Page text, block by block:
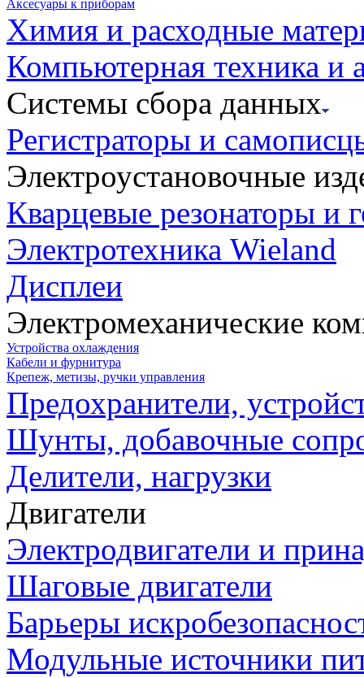
Аксесуары к приборам
Химия и расходные
Компьютерная техника и
Системы сбора данных
Регистраторы и
Электроустановочные
Кварцевые резонаторы и
Электротехника Wieland
Дисплеи
Электромеханические
Устройства охлаждения
Кабели и фурнитура
Крепеж, метизы, ручки управления
Предохранители,
Шунты, добавочные
Делители, нагрузки
Двигатели
Электродвигатели и
Шаговые двигатели
Барьеры
Модульные источники